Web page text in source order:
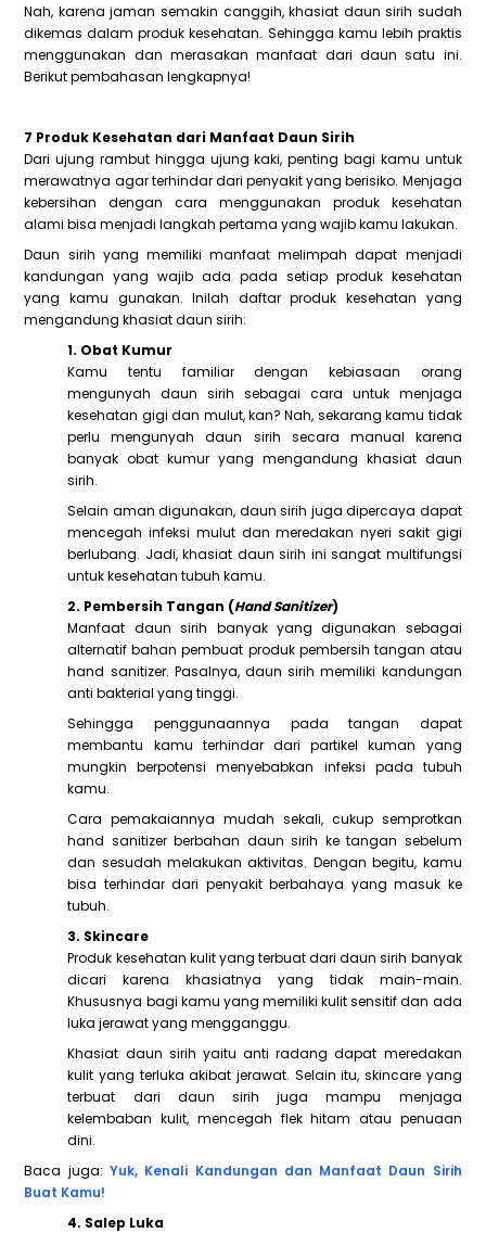
Nah, karena jaman semakin canggih, khasiat daun sirih sudah
dikemas dalam produk kesehatan. Sehingga kamu lebih praktis
menggunakan dan merasakan manfaat dari daun satu ini.
Berikut pembahasan lengkapnya!
7 Produk Kesehatan dari Manfaat Daun Sirih
Dari ujung rambut hingga ujung kaki, penting bagi kamu untuk
merawatnya agar terhindar dari penyakit yang berisiko. Menjaga
kebersihan dengan cara menggunakan produk kesehatan
alami bisa menjadi langkah pertama yang wajib kamu lakukan.
Daun sirih yang memiliki manfaat melimpah dapat menjadi
kandungan yang wajib ada pada setiap produk kesehatan
yang kamu gunakan. Inilah daftar produk kesehatan yang
mengandung khasiat daun sirih:
1. Obat Kumur
Kamu tentu familiar dengan kebiasaan orang
mengunyah daun sirih sebagai cara untuk menjaga
kesehatan gigi dan mulut, kan? Nah, sekarang kamu tidak
perlu mengunyah daun sirih secara manual karena
banyak obat kumur yang mengandung khasiat daun
sirih.
Selain aman digunakan, daun sirih juga dipercaya dapat
mencegah infeksi mulut dan meredakan nyeri sakit gigi
berlubang. Jadi, khasiat daun sirih ini sangat multifungsi
untuk kesehatan tubuh kamu.
2. Pembersih Tangan (Hand Sanitizer)
Manfaat daun sirih banyak yang digunakan sebagai
alternatif bahan pembuat produk pembersih tangan atau
hand sanitizer. Pasalnya, daun sirih memiliki kandungan
anti bakterial yang tinggi.
Sehingga penggunaannya pada tangan dapat
membantu kamu terhindar dari partikel kuman yang
mungkin berpotensi menyebabkan infeksi pada tubuh
kamu.
Cara pemakaiannya mudah sekali, cukup semprotkan
hand sanitizer berbahan daun sirih ke tangan sebelum
dan sesudah melakukan aktivitas. Dengan begitu, kamu
bisa terhindar dari penyakit berbahaya yang masuk ke
tubuh.
3. Skincare
Produk kesehatan kulit yang terbuat dari daun sirih banyak
dicari karena khasiatnya yang tidak main-main.
Khususnya bagi kamu yang memiliki kulit sensitif dan ada
luka jerawat yang mengganggu.
Khasiat daun sirih yaitu anti radang dapat meredakan
kulit yang terluka akibat jerawat. Selain itu, skincare yang
terbuat dari daun sirih juga mampu menjaga
kelembaban kulit, mencegah flek hitam atau penuaan
dini.
Baca juga: Yuk, Kenali Kandungan dan Manfaat Daun Sirih
Buat Kamu!
4. Salep Luka